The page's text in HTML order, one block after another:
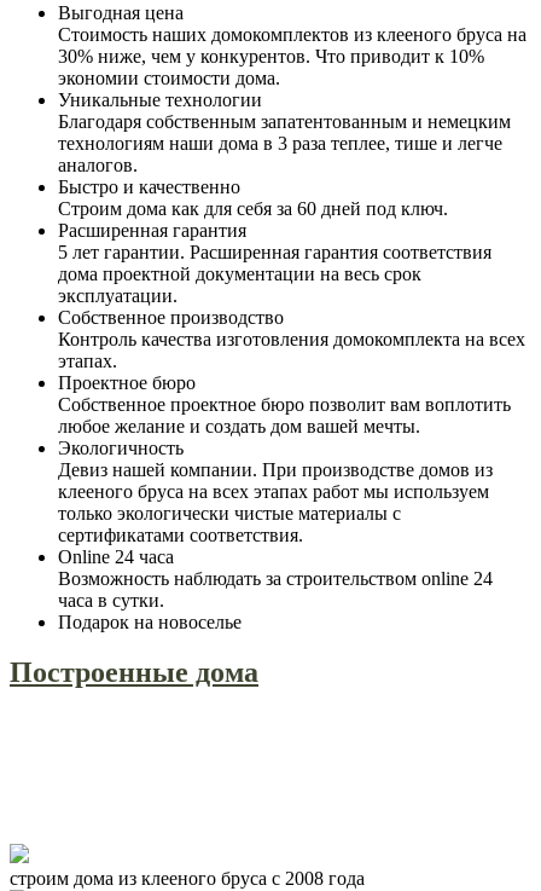
Выгодная цена
Стоимость наших домокомплектов из клееного бруса на
30% ниже, чем у конкурентов. Что приводит к 10%
экономии стоимости дома.
Уникальные технологии
Благодаря собственным запатентованным и немецким
технологиям наши дома в 3 раза теплее, тише и легче
аналогов.
Быстро и качественно
Строим дома как для себя за 60 дней под ключ.
Расширенная гарантия
5 лет гарантии. Расширенная гарантия соответствия
дома проектной документации на весь срок
эксплуатации.
Собственное производство
Контроль качества изготовления домокомплекта на всех
этапах.
Проектное бюро
Собственное проектное бюро позволит вам воплотить
любое желание и создать дом вашей мечты.
Экологичность
Девиз нашей компании. При производстве домов из
клееного бруса на всех этапах работ мы используем
только экологически чистые материалы с
сертификатами соответствия.
Online 24 часа
Возможность наблюдать за строительством online 24
часа в сутки.
Подарок на новоселье
Построенные дома
строим дома из клееного бруса с 2008 года